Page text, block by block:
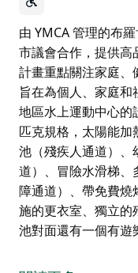
由 YMCA 管理的布
市議會合作，提供高
計畫重點關注家庭、
旨在為個人、家庭
地區水上運動中心的
匹克規格，太陽能
池（殘疾人通道）、
道）、冒險水滑梯、
障通道）、帶免費燒
施的更衣室、獨立
池對面還有一個有遊